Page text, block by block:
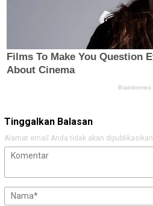
Tinggalkan Balasan
Alamat email Anda tidak akan dipublikasikan.